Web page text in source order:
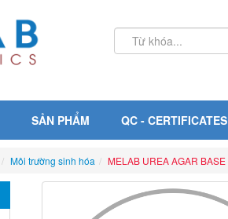
SẢN PHẨM QC - CERTIFICATES
Môi trường sinh hóa MELAB UREA AGAR BASE